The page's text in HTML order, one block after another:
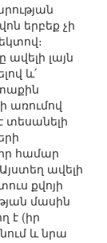
երբեք չի
ավելի լայն
և՛
առումով
տեսանելի
համար
ավելի
քվոյի
մասին
է (իր
և նրա